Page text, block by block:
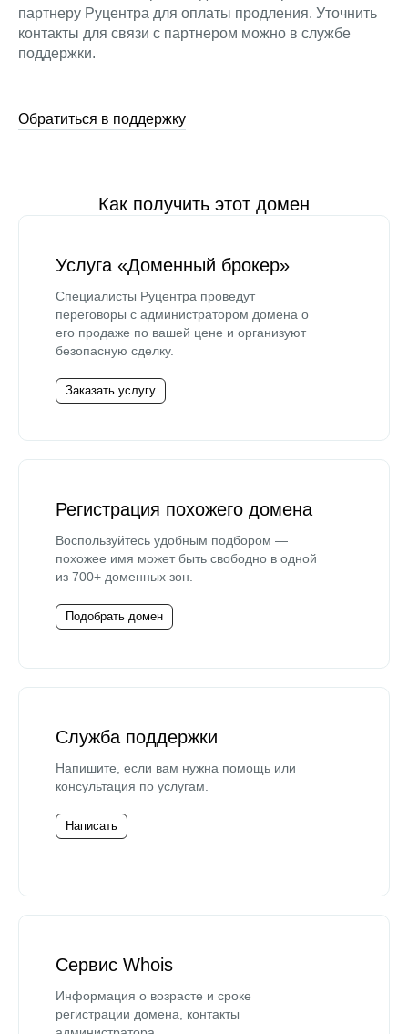
партнеру Руцентра для оплаты продления. Уточнить
контакты для связи с партнером можно в службе
поддержки.
Обратиться в поддержку
Как получить этот домен
Услуга «Доменный брокер»
Специалисты Руцентра проведут
переговоры с администратором домена о
его продаже по вашей цене и организуют
безопасную сделку.
Заказать услугу
Регистрация похожего домена
Воспользуйтесь удобным подбором —
похожее имя может быть свободно в одной
из 700+ доменных зон.
Подобрать домен
Служба поддержки
Напишите, если вам нужна помощь или
консультация по услугам.
Написать
Сервис Whois
Информация о возрасте и сроке
регистрации домена, контакты